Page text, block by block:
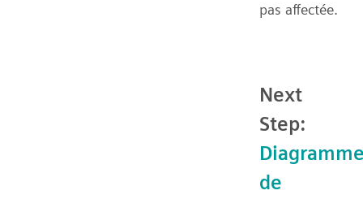
pas affectée.
Next
Step:
de